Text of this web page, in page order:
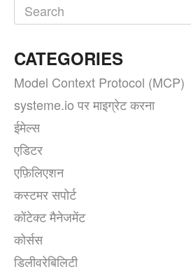
CATEGORIES
Model Context Protocol (MCP)
systeme.io पर माइग्रेट करना
ईमेल्स
एडिटर
एफ़िलिएशन
कस्टमर सपोर्ट
कोंटेक्ट मैनेजमेंट
कोर्सस
डिलीवरेबिलिटी